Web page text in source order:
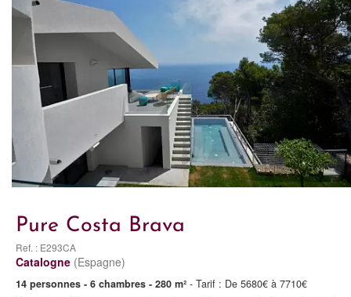
Pure Costa Brava
Ref. : E293CA
Catalogne (Espagne)
14 personnes - 6 chambres - 280 m² - Tarif : De 5680€ à 7710€